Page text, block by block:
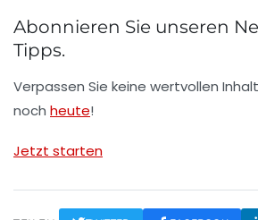
Abonnieren Sie unseren
Tipps.
Verpassen Sie keine wertvollen
noch heute!
Jetzt starten